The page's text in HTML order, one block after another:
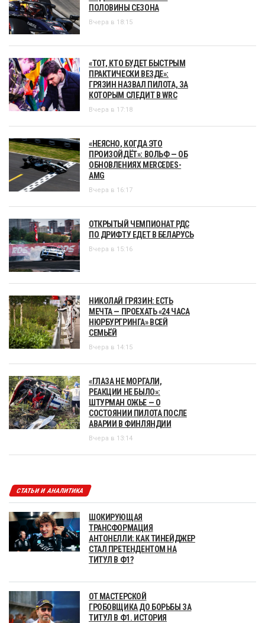
ПОЛОВИНЫ СЕЗОНА
Вчера в 18:15
«ТОТ, КТО БУДЕТ БЫСТРЫМ
ПРАКТИЧЕСКИ ВЕЗДЕ»:
ГРЯЗИН НАЗВАЛ ПИЛОТА, ЗА
КОТОРЫМ СЛЕДИТ В WRC
Вчера в 17:18
«НЕЯСНО, КОГДА ЭТО
ПРОИЗОЙДЁТ»: ВОЛЬФ — ОБ
ОБНОВЛЕНИЯХ MERCEDES-
AMG
Вчера в 16:17
ОТКРЫТЫЙ ЧЕМПИОНАТ РДС
ПО ДРИФТУ ЕДЕТ В БЕЛАРУСЬ
Вчера в 15:16
НИКОЛАЙ ГРЯЗИН: ЕСТЬ
МЕЧТА — ПРОЕХАТЬ «24 ЧАСА
НЮРБУРГРИНГА» ВСЕЙ
СЕМЬЁЙ
Вчера в 14:15
«ГЛАЗА НЕ МОРГАЛИ,
РЕАКЦИИ НЕ БЫЛО»:
ШТУРМАН ОЖЬЕ — О
СОСТОЯНИИ ПИЛОТА ПОСЛЕ
АВАРИИ В ФИНЛЯНДИИ
Вчера в 13:14
СТАТЬИ И АНАЛИТИКА
ШОКИРУЮЩАЯ
ТРАНСФОРМАЦИЯ
АНТОНЕЛЛИ: КАК ТИНЕЙДЖЕР
СТАЛ ПРЕТЕНДЕНТОМ НА
ТИТУЛ В Ф1?
ОТ МАСТЕРСКОЙ
ГРОБОВЩИКА ДО БОРЬБЫ ЗА
ТИТУЛ В Ф1. ИСТОРИЯ